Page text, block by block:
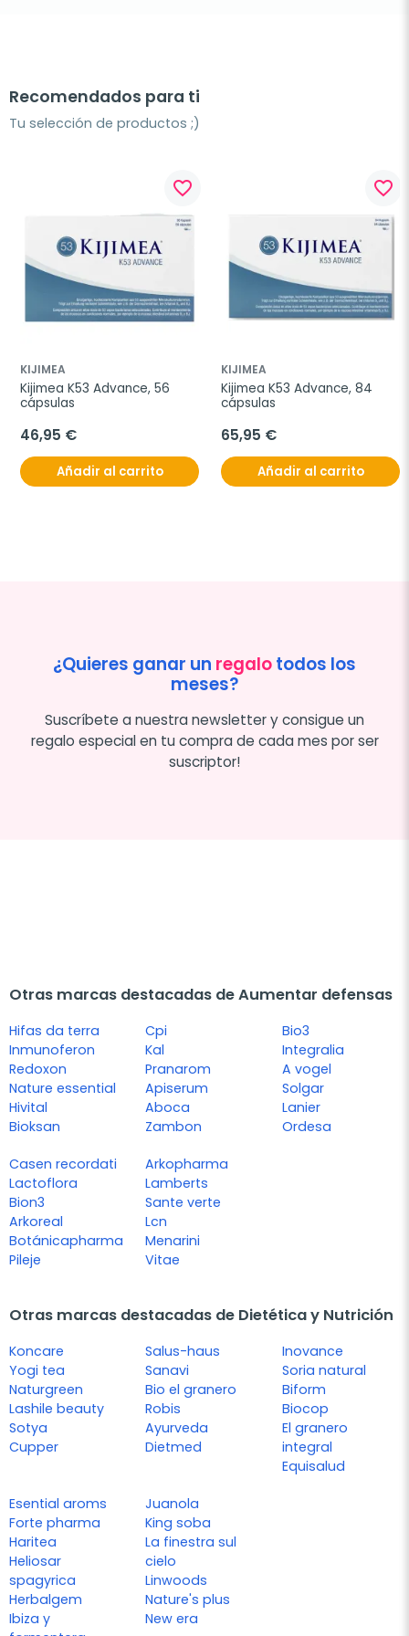
Recomendados para ti
Tu selección de productos ;)
favorite_border
KIJIMEA
Kijimea K53 Advance, 56
cápsulas
46,95 €
Añadir al carrito
favorite_border
KIJIMEA
Kijimea K53 Advance, 84
cápsulas
65,95 €
Añadir al carrito
¿Quieres ganar un regalotodos los
meses?
Suscríbete a nuestra newsletter y consigue un
regalo especial en tu compra de cada mes por ser
suscriptor!
Otras marcas destacadas de Aumentar defensas
Hifas da terra
Inmunoferon
Redoxon
Nature essential
Hivital
Bioksan
Cpi
Kal
Pranarom
Apiserum
Aboca
Zambon
Bio3
Integralia
A vogel
Solgar
Lanier
Ordesa
Casen recordati
Lactoflora
Bion3
Arkoreal
Botánicapharma
Pileje
Arkopharma
Lamberts
Sante verte
Lcn
Menarini
Vitae
Otras marcas destacadas de Dietética y Nutrición
Koncare
Yogi tea
Naturgreen
Lashile beauty
Sotya
Cupper
Salus-haus
Sanavi
Bio el granero
Robis
Ayurveda
Dietmed
Inovance
Soria natural
Biform
Biocop
El granero
integral
Equisalud
Esential aroms
Forte pharma
Haritea
Heliosar
spagyrica
Herbalgem
Ibiza y
Juanola
King soba
La finestra sul
cielo
Linwoods
Nature's plus
New era